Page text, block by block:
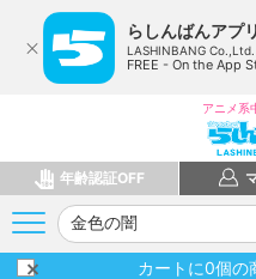
らしんばんアプリ
LASHINBANG Co.,Ltd.
FREE - On the App
アニメ系
年齢認証OFF
カートに0個の